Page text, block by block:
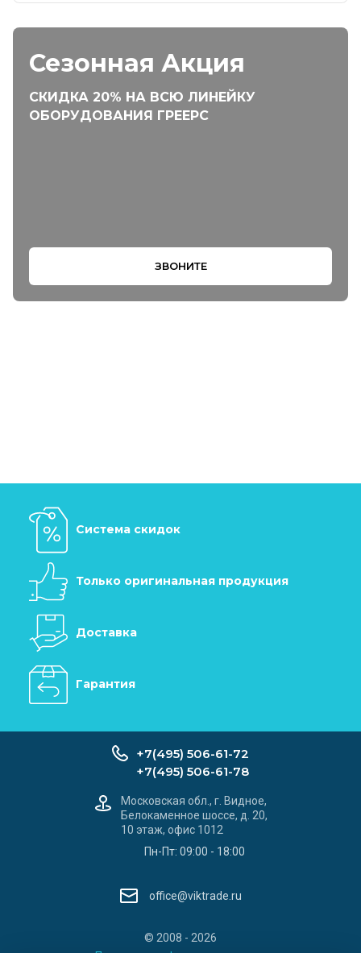
Сезонная Акция
СКИДКА 20% НА ВСЮ ЛИНЕЙКУ
ОБОРУДОВАНИЯ ГРЕЕРС
ЗВОНИТЕ
Система скидок
Только оригинальная продукция
Доставка
Гарантия
© 2008 - 2026
+7(495) 506-61-72
+7(495) 506-61-78
Московская обл., г. Видное,
Белокаменное шоссе, д. 20,
10 этаж, офис 1012
Пн-Пт: 09:00 - 18:00
office@viktrade.ru